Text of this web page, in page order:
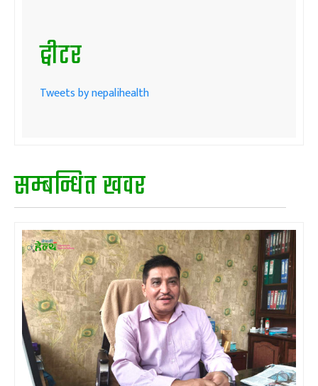
ट्वीटर
Tweets by nepalihealth
सम्बन्धित खवर